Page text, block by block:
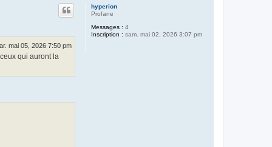
r
hyperion
Profane
Messages : 4
Inscription : sam. mai 02, 2026 3:07 pm
mai 05, 2026 7:50 pm
qui auront la